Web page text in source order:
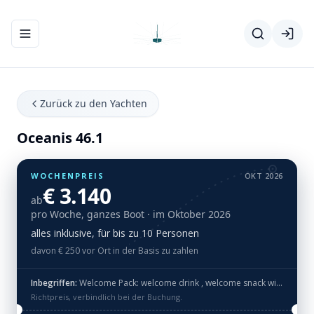
Navigationsmenü ein-/ausblenden
Zurück zu den Yachten
Oceanis 46.1
WOCHENPREIS OKT 2026
ab€ 3.140
pro Woche, ganzes Boot · im Oktober 2026
alles inklusive, für bis zu 10 Personen
davon € 250 vor Ort in der Basis zu zahlen
Inbegriffen: Welcome Pack: welcome drink , welcome snack with traditional Greek products and bathroom amenities
Richtpreis, verbindlich bei der Buchung.